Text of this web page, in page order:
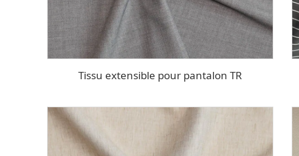
Tissu extensible pour pantalon TR